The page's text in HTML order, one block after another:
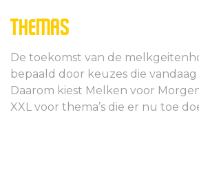
THEMAS
De toekomst van de
bepaald door keuzes die
Daarom kiest Melken voor
XXL voor thema’s die er nu toe